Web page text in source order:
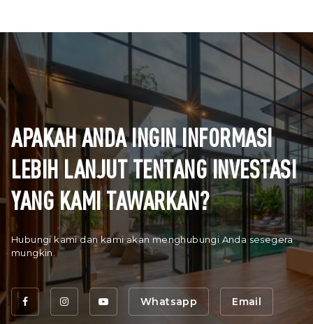
APAKAH ANDA INGIN INFORMASI
LEBIH LANJUT TENTANG INVESTASI
YANG KAMI TAWARKAN?
Hubungi kami dan kami akan menghubungi Anda sesegera
mungkin.
Whatsapp Email